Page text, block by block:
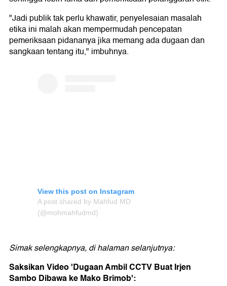
"Jadi publik tak perlu khawatir, penyelesaian masalah
etika ini malah akan mempermudah pencepatan
pemeriksaan pidananya jika memang ada dugaan dan
sangkaan tentang itu," imbuhnya.
View this post on Instagram
A post shared by Mahfud MD
(@mohmahfudmd)
Simak selengkapnya, di halaman selanjutnya:
Saksikan Video 'Dugaan Ambil CCTV Buat Irjen
Sambo Dibawa ke Mako Brimob':